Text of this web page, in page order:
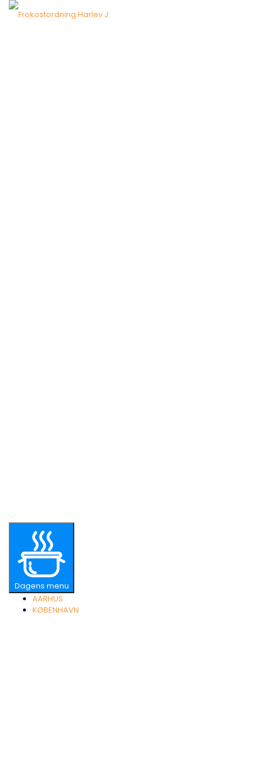
Dagens menu
AARHUS
KØBENHAVN